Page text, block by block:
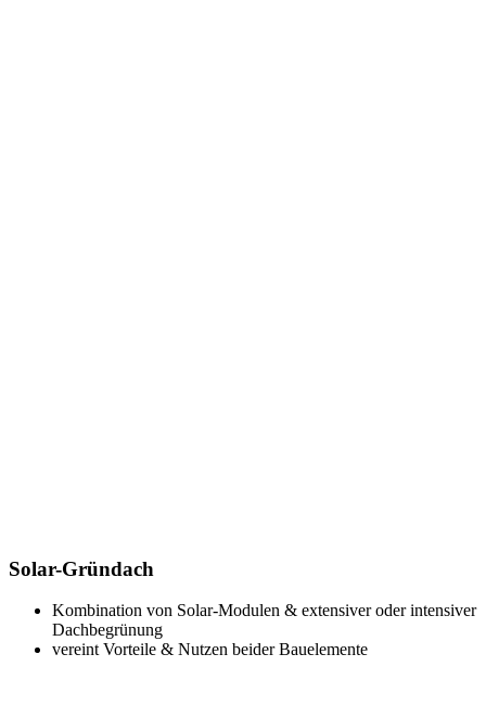
Solar-Gründach
Kombination von Solar-Modulen & extensiver oder intensiver
Dachbegrünung
vereint Vorteile & Nutzen beider Bauelemente